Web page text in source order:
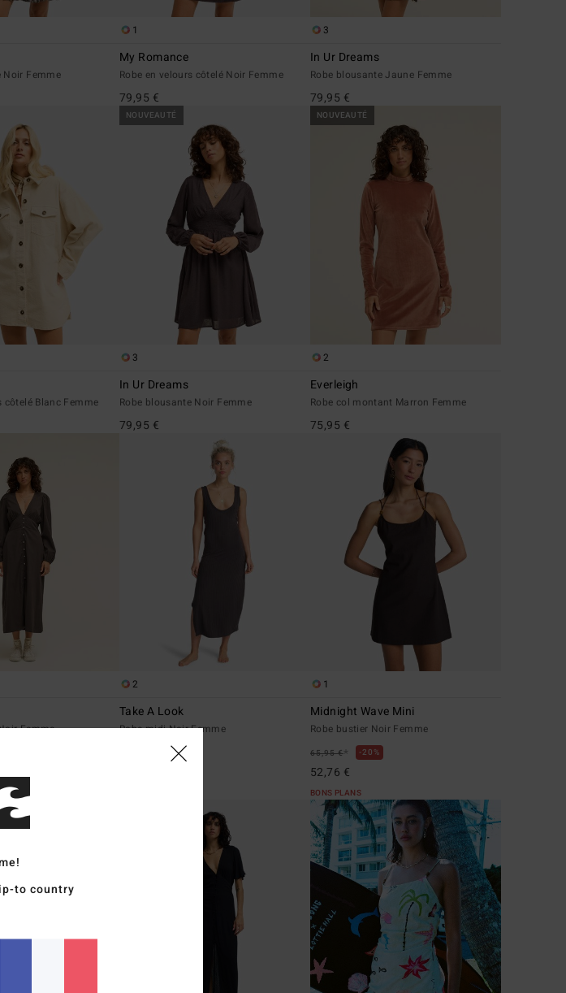
Noir Femme
1
My Romance
Robe en velours côtelé Noir Femme
79,95 €
3
In Ur Dreams
Robe blousante Jaune Femme
79,95 €
côtelé Blanc Femme
NOUVEAUTÉ
3
In Ur Dreams
Robe blousante Noir Femme
79,95 €
NOUVEAUTÉ
2
Everleigh
Robe col montant Marron Femme
75,95 €
Femme
2
Take A Look
Robe midi Noir Femme
30%
1
Midnight Wave Mini
Robe bustier Noir Femme
65,95 €* 20%
52,76 €
BONS PLANS
to country